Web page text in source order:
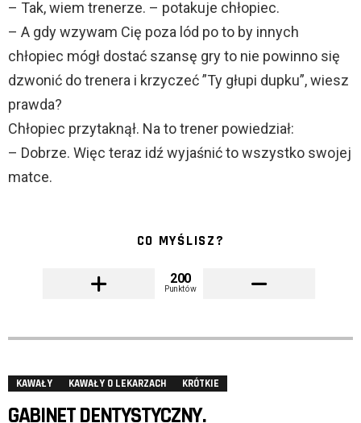
– Tak, wiem trenerze. – potakuje chłopiec.
– A gdy wzywam Cię poza lód po to by innych
chłopiec mógł dostać szansę gry to nie powinno się
dzwonić do trenera i krzyczeć ”Ty głupi dupku”, wiesz
prawda?
Chłopiec przytaknął. Na to trener powiedział:
– Dobrze. Więc teraz idź wyjaśnić to wszystko swojej
matce.
CO MYŚLISZ?
200
Punktów
KAWAŁY KAWAŁY O LEKARZACH KRÓTKIE
GABINET DENTYSTYCZNY.